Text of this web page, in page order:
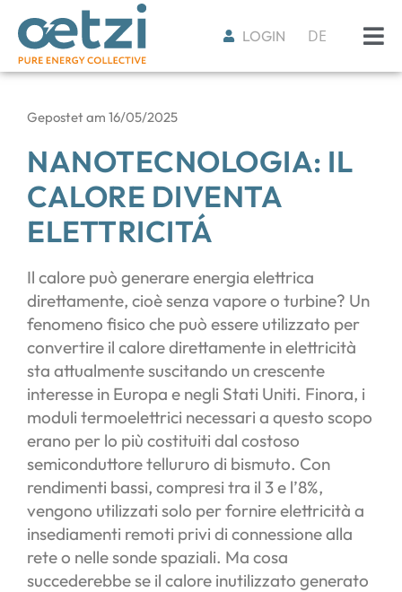
LOGIN DE
Gepostet am 16/05/2025
NANOTECNOLOGIA: IL
CALORE DIVENTA
ELETTRICITÁ
Il calore può generare energia elettrica
direttamente, cioè senza vapore o turbine? Un
fenomeno fisico che può essere utilizzato per
convertire il calore direttamente in elettricità
sta attualmente suscitando un crescente
interesse in Europa e negli Stati Uniti. Finora, i
moduli termoelettrici necessari a questo scopo
erano per lo più costituiti dal costoso
semiconduttore tellururo di bismuto. Con
rendimenti bassi, compresi tra il 3 e l’8%,
vengono utilizzati solo per fornire elettricità a
insediamenti remoti privi di connessione alla
rete o nelle sonde spaziali. Ma cosa
succederebbe se il calore inutilizzato generato